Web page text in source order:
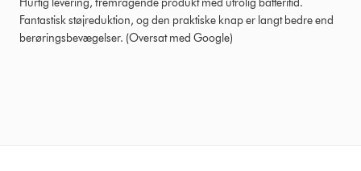
Fantastisk støjreduktion, og den praktiske knap er langt bedre end
berøringsbevægelser. (Oversat med Google)